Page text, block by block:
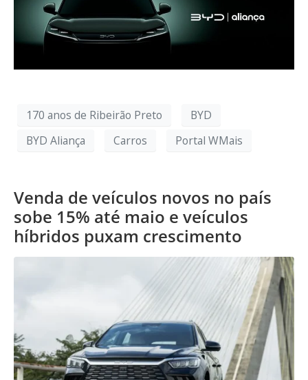
170 anos de Ribeirão Preto
BYD
BYD Aliança
Carros Portal WMais
Venda de veículos novos no país
sobe 15% até maio e veículos
híbridos puxam crescimento